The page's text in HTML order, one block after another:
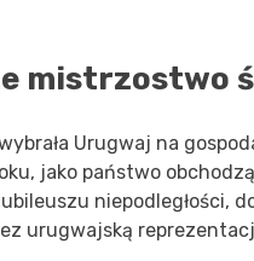
mistrzostwo
Urugwaj na
jako państwo
niepodległości,
urugwajską